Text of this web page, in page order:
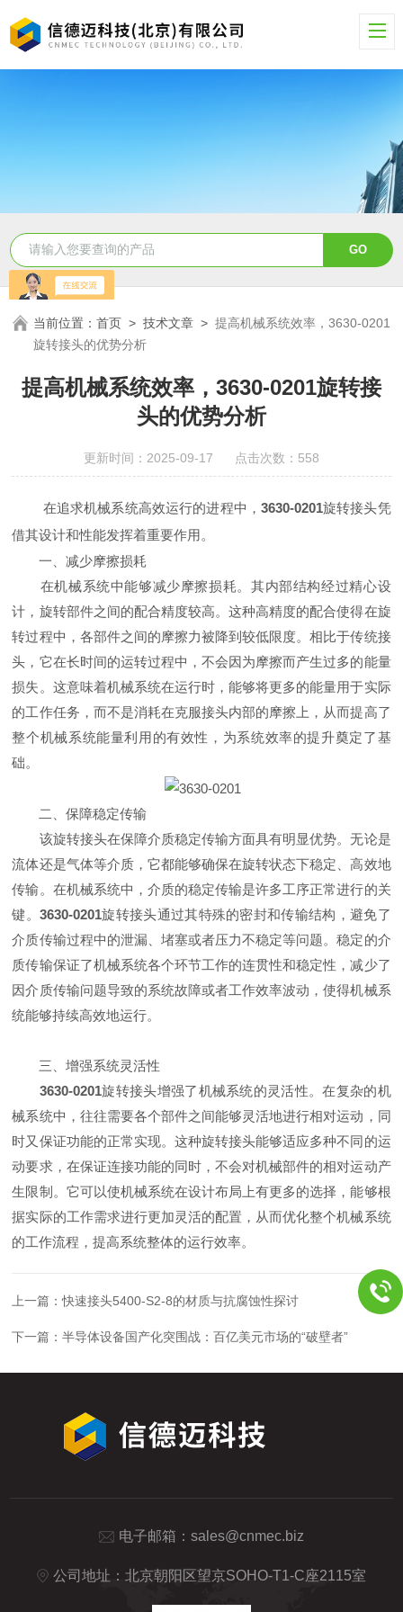
当前位置：首页 >技术文章 >提高机械系统效率，3630-0201
旋转接头的优势分析
提高机械系统效率，3630-0201旋转接
头的优势分析
更新时间：2025-09-17 点击次数：558
在追求机械系统高效运行的进程中， 3630-0201旋转接头凭
借其设计和性能发挥着重要作用。
一、减少摩擦损耗
在机械系统中能够减少摩擦损耗。其内部结构经过精心设
计，旋转部件之间的配合精度较高。这种高精度的配合使得在旋
转过程中，各部件之间的摩擦力被降到较低限度。相比于传统接
头，它在长时间的运转过程中，不会因为摩擦而产生过多的能量
损失。这意味着机械系统在运行时，能够将更多的能量用于实际
的工作任务，而不是消耗在克服接头内部的摩擦上，从而提高了
整个机械系统能量利用的有效性，为系统效率的提升奠定了基
础。
二、保障稳定传输
该旋转接头在保障介质稳定传输方面具有明显优势。无论是
流体还是气体等介质，它都能够确保在旋转状态下稳定、高效地
传输。在机械系统中，介质的稳定传输是许多工序正常进行的关
键。3630-0201旋转接头通过其特殊的密封和传输结构，避免了
介质传输过程中的泄漏、堵塞或者压力不稳定等问题。稳定的介
质传输保证了机械系统各个环节工作的连贯性和稳定性，减少了
因介质传输问题导致的系统故障或者工作效率波动，使得机械系
统能够持续高效地运行。
三、增强系统灵活性
3630-0201旋转接头增强了机械系统的灵活性。在复杂的机
械系统中，往往需要各个部件之间能够灵活地进行相对运动，同
时又保证功能的正常实现。这种旋转接头能够适应多种不同的运
动要求，在保证连接功能的同时，不会对机械部件的相对运动产
生限制。它可以使机械系统在设计布局上有更多的选择，能够根
据实际的工作需求进行更加灵活的配置，从而优化整个机械系统
的工作流程，提高系统整体的运行效率。
上一篇：快速接头5400-S2-8的材质与抗腐蚀性探讨
下一篇：半导体设备国产化突围战：百亿美元市场的“破壁者”
电子邮箱： sales@cnmec.biz
公司地址：北京朝阳区望京SOHO-T1-C座2115室